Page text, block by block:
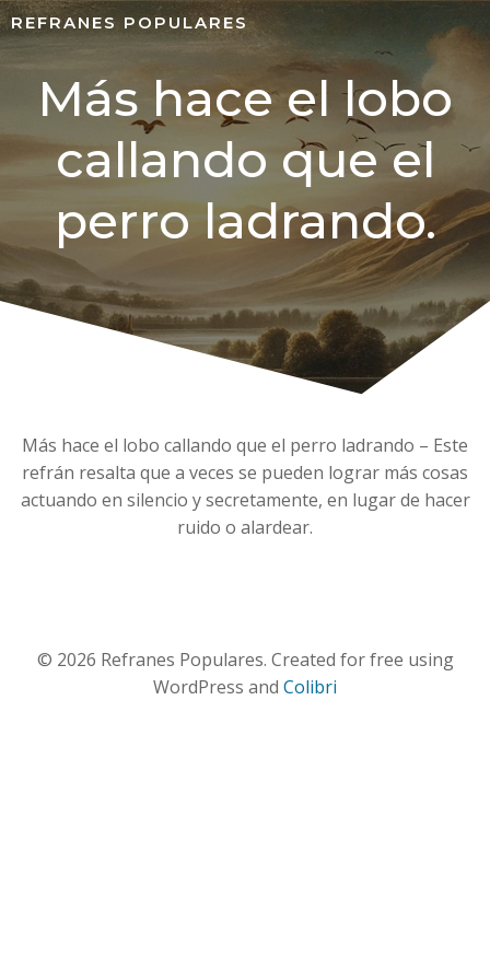
REFRANES POPULARES
Más hace el lobo
callando que el
perro ladrando.
Más hace el lobo callando que el perro ladrando – Este
refrán resalta que a veces se pueden lograr más cosas
actuando en silencio y secretamente, en lugar de hacer
ruido o alardear.
© 2026 Refranes Populares. Created for free using
WordPress and Colibri